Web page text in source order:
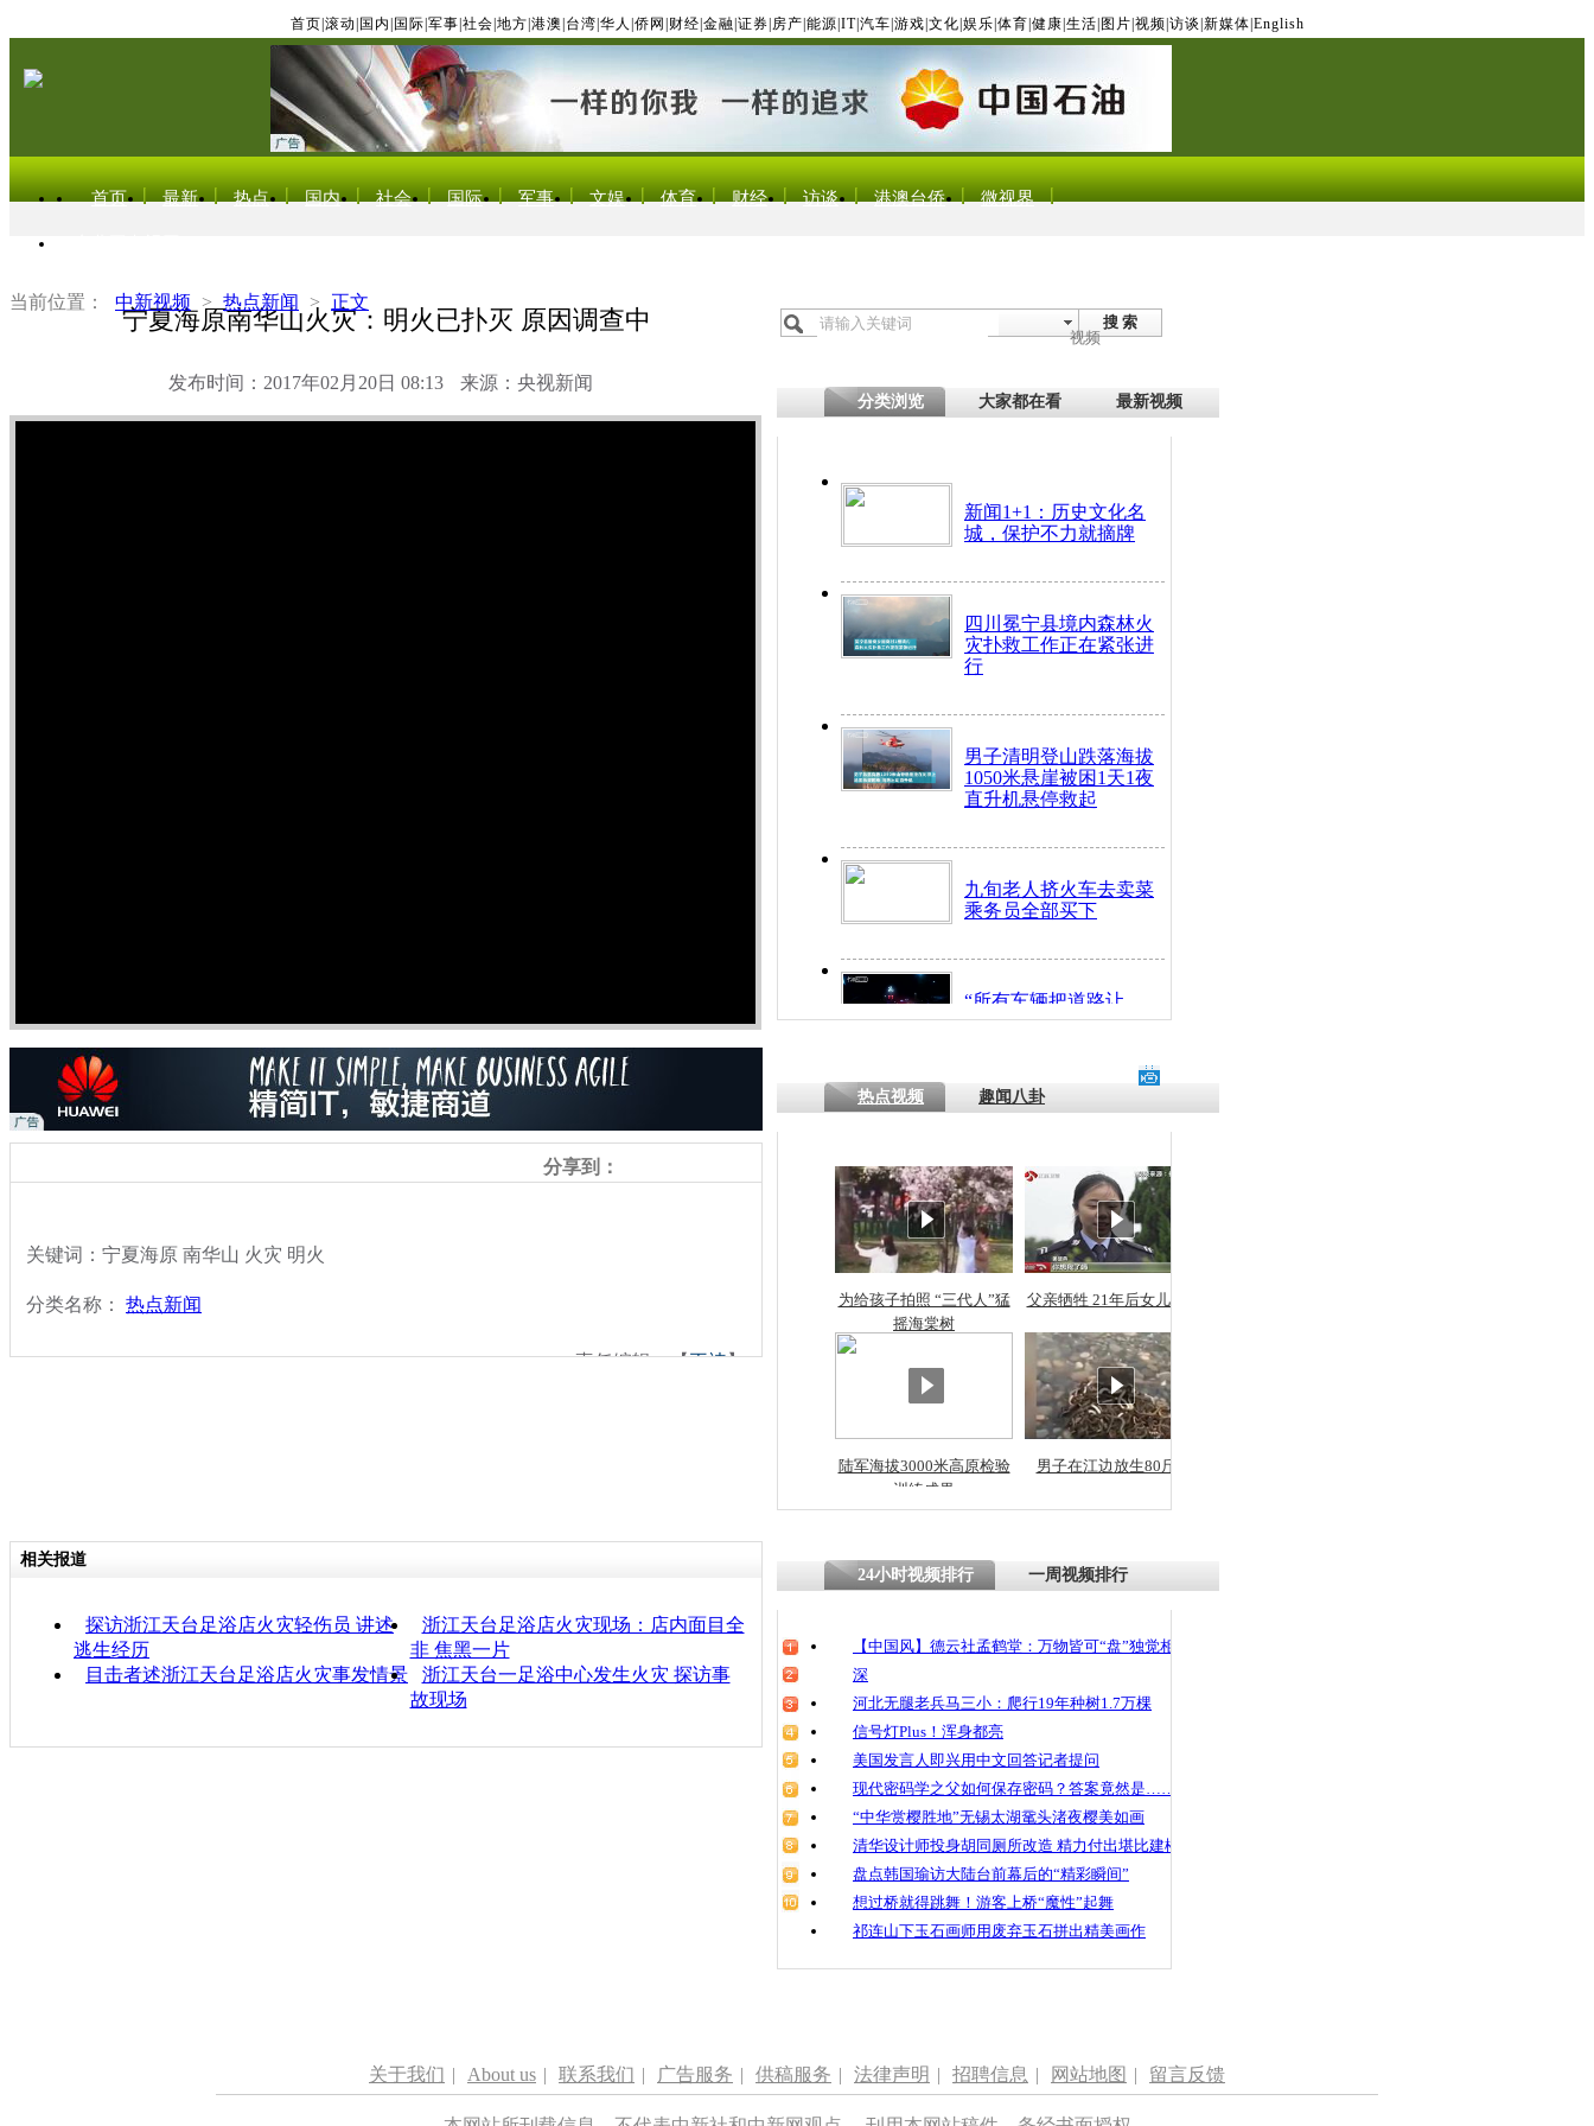
首页 滚动 国内 国际 军事 社会 地方 港澳 台湾 华人 侨网 财经 金融 证券 房产 能源 IT| 汽车 游戏 文化 娱乐 体育 健康 生活 图片 视频 访谈 新媒体 English
首页 最新 热点 国内 社会 国际 军事 文娱 体育 财经 访谈 港澳台侨 微视界
当前位置： 中新视频 > 热点新闻 > 正文
宁夏海原南华山火灾：明火已扑灭 原因调查中
发布时间：2017年02月20日 08:13 来源：央视新闻
搜 索
视频
分类浏览 大家都在看 最新视频
新闻1+1：历史文化名
城，保护不力就摘牌
四川冕宁县境内森林火
灾扑救工作正在紧张进
行
男子清明登山跌落海拔
1050米悬崖被困1天1夜
直升机悬停救起
九旬老人挤火车去卖菜
乘务员全部买下
“所有车辆把道路让
开！”儿童突发疾病交
探访传承四千年传统习
俗：近万民众为娥皇女
英省亲送行
小伙骑车逆行被查情绪
崩溃 网上回答崩溃原
四川兴文苗乡上万人欢
魂
宁夏海原南华山火灾
分享到：
关键词：宁夏海原 南华山 火灾 明火
分类名称： 热点新闻
责任编辑：【王祎】
热点视频 趣闻八卦
为给孩子拍照 “三代人”猛
摇海棠树
父亲牺牲 21年后女儿从警
陆军海拔3000米高原检验
训练成果
男子在江边放生80斤蛇
相关报道
探访浙江天台足浴店火灾轻伤员 讲述
逃生经历
浙江天台足浴店火灾现场：店内面目全
非 焦黑一片
目击者述浙江天台足浴店火灾事发情景
浙江天台一足浴中心发生火灾 探访事
故现场
24小时视频排行 一周视频排行
【中国风】德云社孟鹤堂：万物皆可“盘”独觉相声
深
河北无腿老兵马三小：爬行19年种树1.7万棵
信号灯Plus！浑身都亮
美国发言人即兴用中文回答记者提问
现代密码学之父如何保存密码？答案竟然是……
“中华赏樱胜地”无锡太湖鼋头渚夜樱美如画
清华设计师投身胡同厕所改造 精力付出堪比建楼
盘点韩国瑜访大陆台前幕后的“精彩瞬间”
想过桥就得跳舞！游客上桥“魔性”起舞
祁连山下玉石画师用废弃玉石拼出精美画作
关于我们 | About us | 联系我们 | 广告服务 | 供稿服务 | 法律声明 | 招聘信息 | 网站地图 | 留言反馈